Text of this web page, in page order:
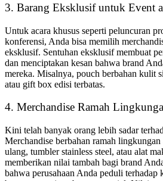
3. Barang Eksklusif untuk Event
Untuk acara khusus seperti peluncuran
konferensi, Anda bisa memilih
eksklusif. Sentuhan eksklusif membuat
dan menciptakan kesan bahwa brand
mereka. Misalnya, pouch berbahan kulit
atau gift box edisi terbatas.
4. Merchandise Ramah
Kini telah banyak orang lebih sadar
Merchandise berbahan ramah
ulang, tumbler stainless steel, atau alat
memberikan nilai tambah bagi brand
bahwa perusahaan Anda peduli terhadap